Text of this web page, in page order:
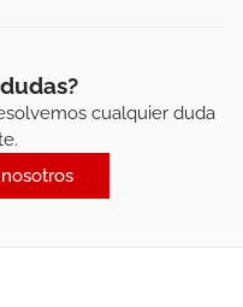
cualquier duda